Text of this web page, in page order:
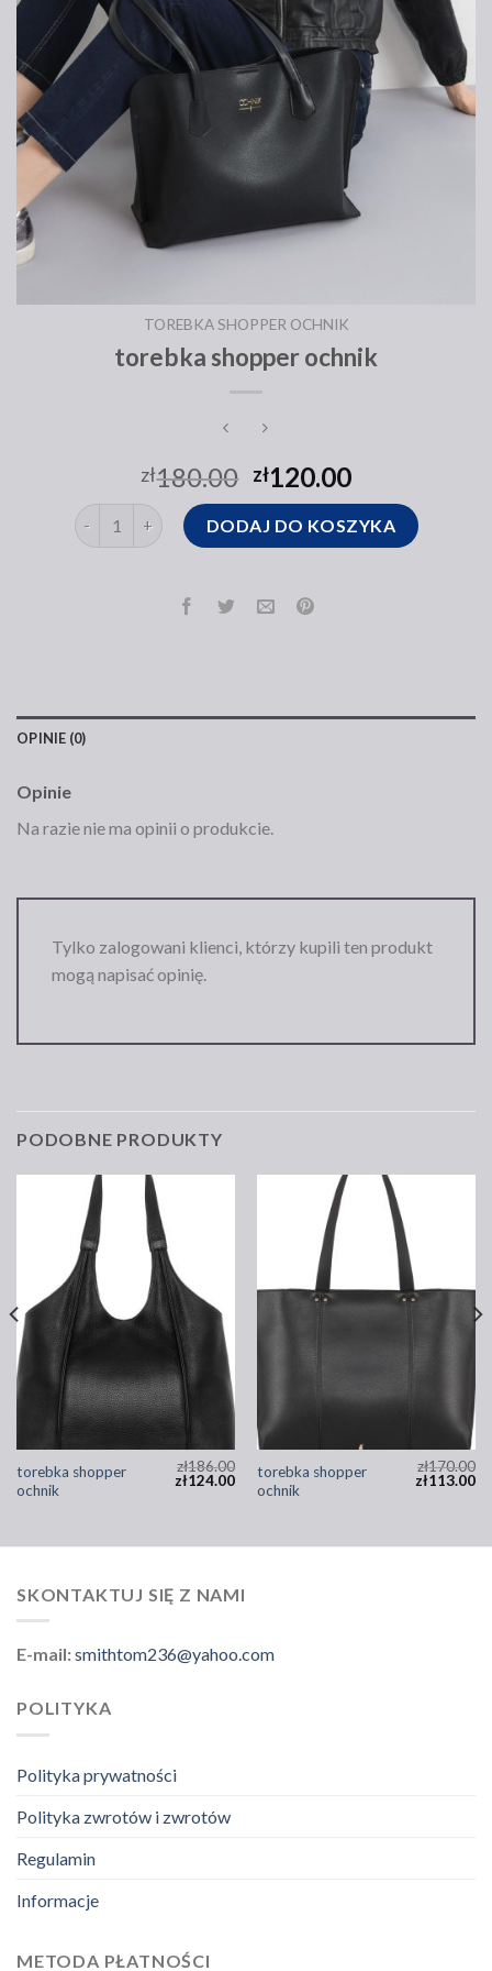
TOREBKA SHOPPER OCHNIK
torebka shopper ochnik
zł180.00 zł120.00
ilość torebka shopper ochnikDODAJ DO KOSZYKA
OPINIE (0)
Opinie
Na razie nie ma opinii o produkcie.
Tylko zalogowani klienci, którzy kupili ten produkt
mogą napisać opinię.
PODOBNE PRODUKTY
torebka shopper
ochnik
zł186.00
zł124.00
torebka shopper
ochnik
zł170.00
zł113.00
SKONTAKTUJ SIĘ Z NAMI
E-mail:smithtom236@yahoo.com
POLITYKA
Polityka prywatności
Polityka zwrotów i zwrotów
Regulamin
Informacje
METODA PŁATNOŚCI